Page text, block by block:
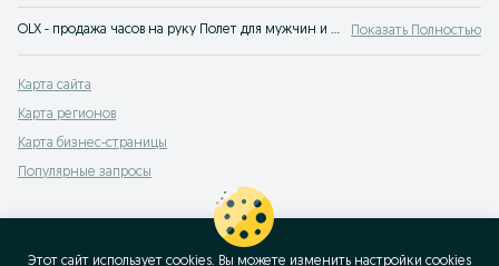
OLX - продажа часов на руку Полет для мужчин и для женщин на сервисе объявлений OLX.uz Узбекистан. Хороший выбор стильных наручных часов Полет по доступным ценам на OLX.uz! Показать Полностью
Карта сайта
Карта регионов
Карта бизнес-страницы
Популярные запросы
Этот сайт использует cookies. Вы можете изменить настройки cookies